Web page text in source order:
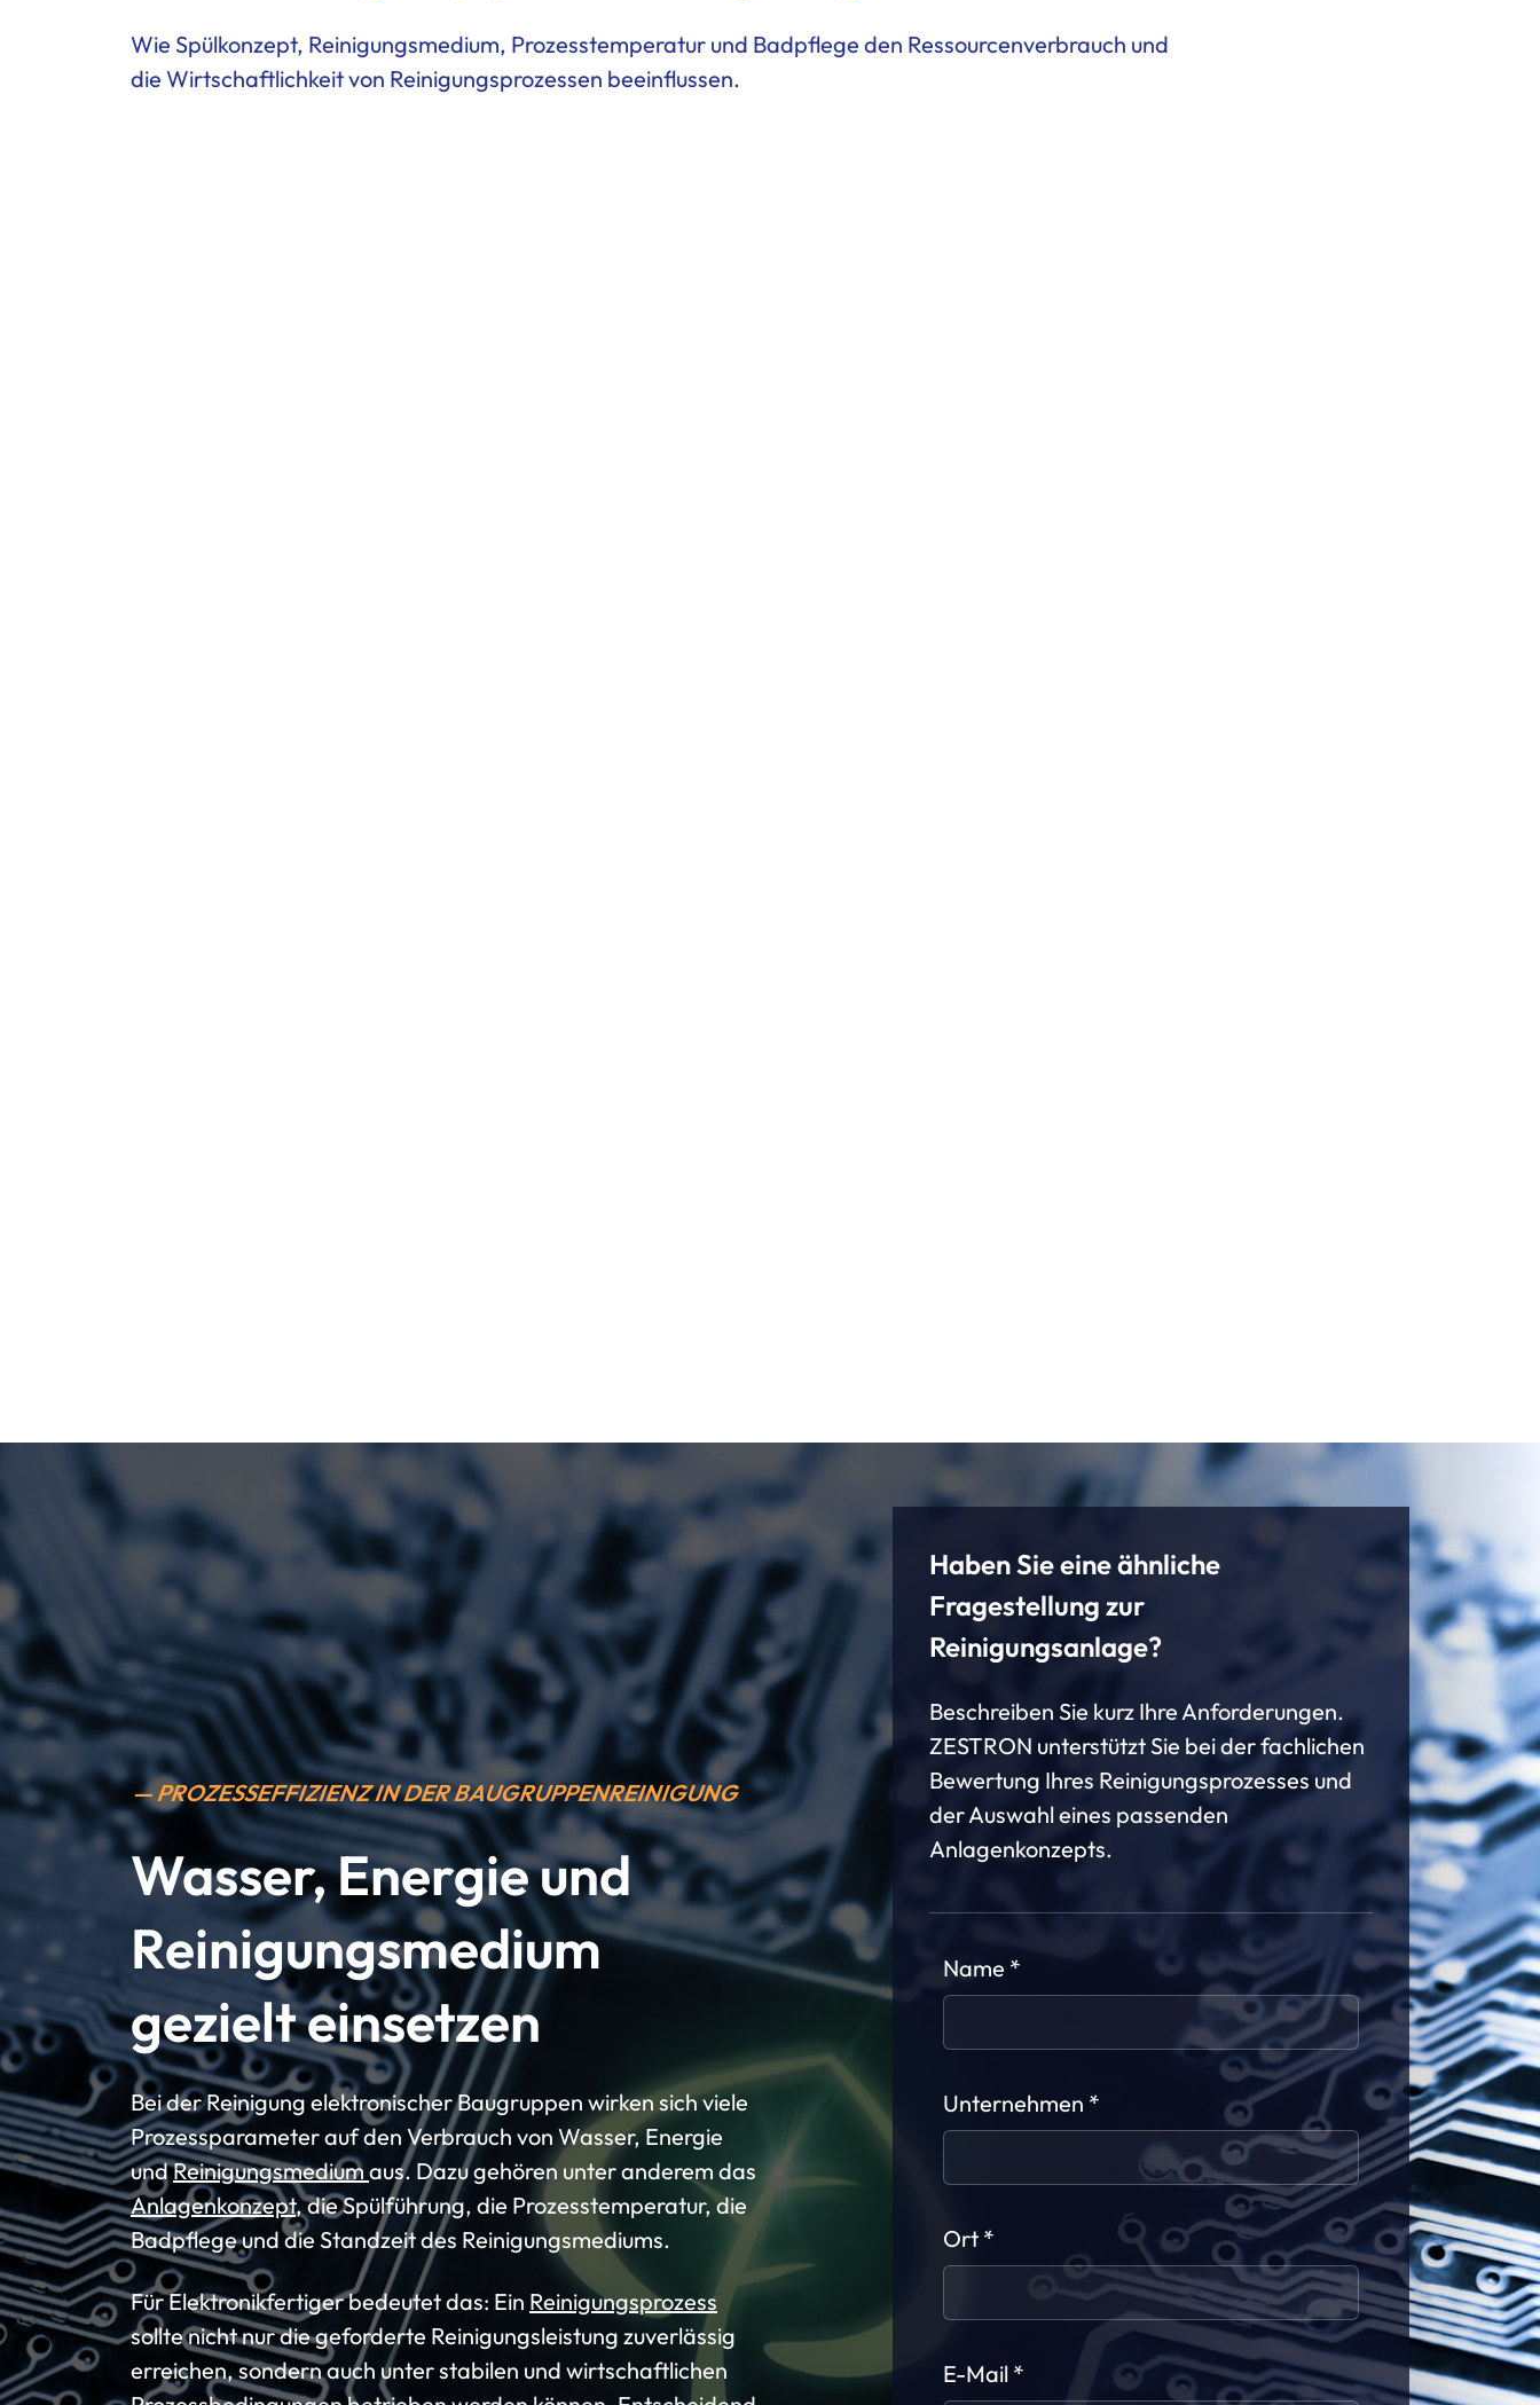
Wie Spülkonzept, Reinigungsmedium, Prozesstemperatur und Badpflege den Ressourcenverbrauch und
die Wirtschaftlichkeit von Reinigungsprozessen beeinflussen.
— PROZESSEFFIZIENZ IN DER BAUGRUPPENREINIGUNG
Wasser, Energie und
Reinigungsmedium
gezielt einsetzen
Bei der Reinigung elektronischer Baugruppen wirken sich viele
Prozessparameter auf den Verbrauch von Wasser, Energie
undReinigungsmedium aus. Dazu gehören unter anderem das
Anlagenkonzept, die Spülführung, die Prozesstemperatur, die
Badpflege und die Standzeit des Reinigungsmediums.
Für Elektronikfertiger bedeutet das: Ein Reinigungsprozess
sollte nicht nur die geforderte Reinigungsleistung zuverlässig
erreichen, sondern auch unter stabilen und wirtschaftlichen
Haben Sie eine ähnliche
Fragestellung zur
Reinigungsanlage?
Beschreiben Sie kurz Ihre Anforderungen.
ZESTRON unterstützt Sie bei der fachlichen
Bewertung Ihres Reinigungsprozesses und
der Auswahl eines passenden
Anlagenkonzepts.
Name
Unternehmen
Ort
E-Mail